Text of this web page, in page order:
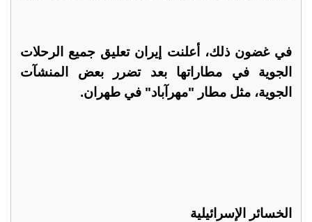
في غضون ذلك، أعلنت إيران تعليق جميع الرحلات
الجوية في مطاراتها بعد تضرر بعض المنشآت
الجوية، مثل مطار "مهرآباد" في طهران.
الخسائر الإسرائيلية